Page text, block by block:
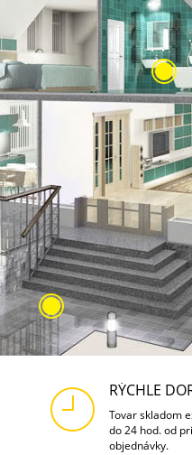
RÝCHLE
Tovar skladom
do 24 hod. od
objednávky.